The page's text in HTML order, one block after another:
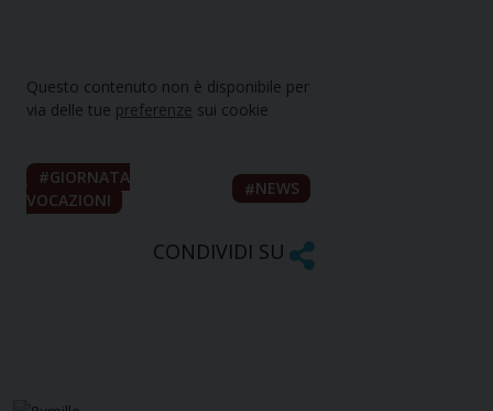
Questo contenuto non è disponibile per
via delle tue preferenze sui cookie
GIORNATA
VOCAZIONI
NEWS
CONDIVIDI SU